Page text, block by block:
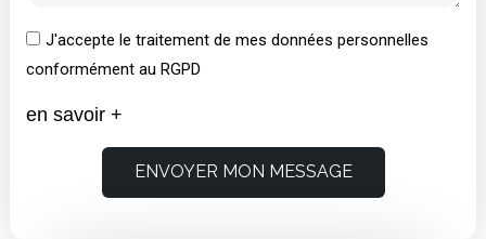
J'accepte le traitement de mes données personnelles
conformément au RGPD
en savoir +
ENVOYER MON MESSAGE